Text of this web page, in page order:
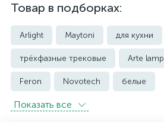
Товар в подборках:
Arlight Maytoni для кухни
трёхфазные трековые Arte lamp
Feron Novotech белые
встраиваемые трековые
Показать всe